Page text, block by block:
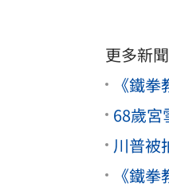
更多新聞
《鐵
68歲
川普被
《鐵